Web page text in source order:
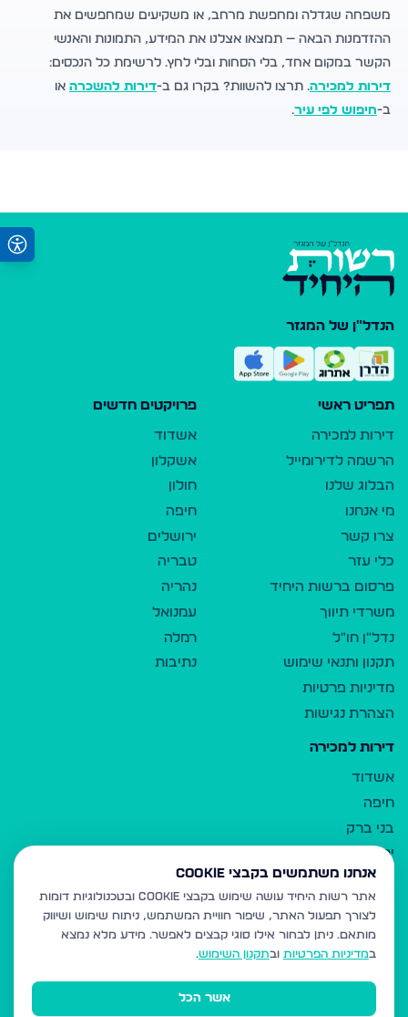
משפחה שגדלה ומחפשת מרחב, או משקיעים שמחפשים את
ההזדמנות הבאה — תמצאו אצלנו את המידע, התמונות והאנשי
הקשר במקום אחד, בלי הסחות ובלי לחץ. לרשימת כל הנכסים:
דירות למכירה. תרצו להשוות? בקרו גם ב-דירות להשכרה או
ב-חיפוש לפי עיר.
הנדל"ן של המגזר
תפריט ראשי
דירות למכירה
הרשמה לדירומייל
הבלוג שלנו
מי אנחנו
צרו קשר
כלי עזר
פרסום ברשות היחיד
משרדי תיווך
נדל"ן חו"ל
תקנון ותנאי שימוש
מדיניות פרטיות
הצהרת נגישות
פרויקטים חדשים
אשדוד
אשקלון
חולון
חיפה
ירושלים
טבריה
נהריה
עמנואל
רמלה
נתיבות
דירות למכירה
אשדוד
חיפה
בני ברק
ירושלים
אלעד
גבעת זאב
בית שמש
רכסים
מודיעין עילית
אנחנו משתמשים בקבצי Cookie
אתר רשות היחיד עושה שימוש בקבצי Cookie ובטכנולוגיות דומות
לצורך תפעול האתר, שיפור חוויית המשתמש, ניתוח שימוש ושיווק
מותאם. ניתן לבחור אילו סוגי קבצים לאפשר. מידע מלא נמצא
במדיניות הפרטיות ובתקנון השימוש.
אשר הכל